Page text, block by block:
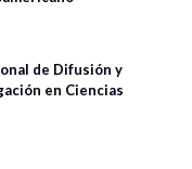
de Difusión y
en Ciencias